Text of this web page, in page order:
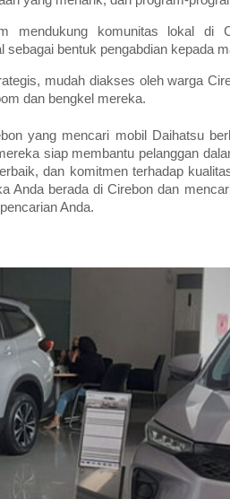
mendukung komunitas lokal di
bentuk pengabdian kepada
mudah diakses oleh warga
dan bengkel mereka.
yang mencari mobil Daihatsu
siap membantu pelanggan
dan komitmen terhadap
Anda berada di Cirebon dan
Anda.